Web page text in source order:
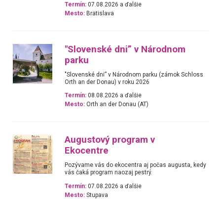
Termín: 07.08.2026 a ďalšie
Mesto: Bratislava
"Slovenské dni” v Národnom
parku
"Slovenské dni” v Národnom parku (zámok Schloss
Orth an der Donau) v roku 2026
Termín: 08.08.2026 a ďalšie
Mesto: Orth an der Donau (AT)
Augustový program v
Ekocentre
Pozývame vás do ekocentra aj počas augusta, kedy
vás čaká program naozaj pestrý.
Termín: 07.08.2026 a ďalšie
Mesto: Stupava